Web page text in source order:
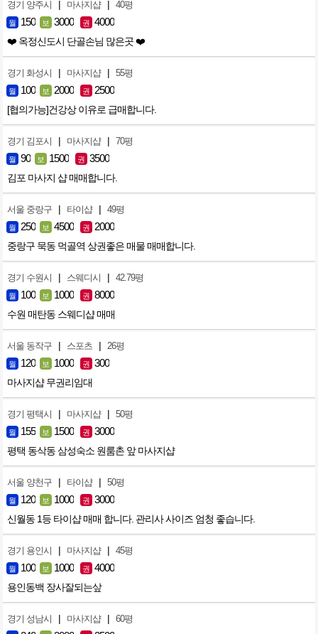
경기 양주시 | 마사지샵 | 40평
월 150 보 3000 권 4000
❤️ 옥정신도시 단골손님 많은곳 ❤️
경기 화성시 | 마사지샵 | 55평
월 100 보 2000 권 2500
[협의가능]건강상 이유로 급매합니다.
경기 김포시 | 마사지샵 | 70평
월 90 보 1500 권 3500
김포 마사지 샵 매매합니다.
서울 중랑구 | 타이샵 | 49평
월 250 보 4500 권 2000
중랑구 묵동 먹골역 상권좋은 매물 매매합니다.
경기 수원시 | 스웨디시 | 42.79평
월 100 보 1000 권 8000
수원 매탄동 스웨디샵 매매
서울 동작구 | 스포츠 | 26평
월 120 보 1000 권 300
마사지샵 무권리임대
경기 평택시 | 마사지샵 | 50평
월 155 보 1500 권 3000
평택 동삭동 삼성숙소 원룸촌 앞 마사지샵
서울 양천구 | 타이샵 | 50평
월 120 보 1000 권 3000
신월동 1등 타이샵 매매 합니다. 관리사 사이즈 엄청 좋습니다.
경기 용인시 | 마사지샵 | 45평
월 100 보 1000 권 4000
용인동백 장사잘되는샆
경기 성남시 | 마사지샵 | 60평